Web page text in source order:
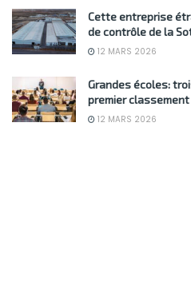
Cette entreprise
de contrôle de la
12 MARS 2026
Grandes écoles:
premier
12 MARS 2026